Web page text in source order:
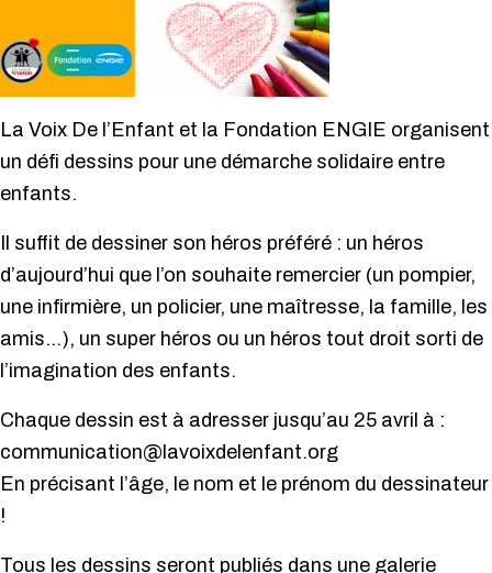
La Voix De l’Enfant et la Fondation ENGIE organisent
un défi dessins pour une démarche solidaire entre
enfants.
Il suffit de dessiner son héros préféré : un héros
d’aujourd’hui que l’on souhaite remercier (un pompier,
une infirmière, un policier, une maîtresse, la famille, les
amis…), un super héros ou un héros tout droit sorti de
l’imagination des enfants.
Chaque dessin est à adresser jusqu’au 25 avril à :
communication@lavoixdelenfant.org
En précisant l’âge, le nom et le prénom du dessinateur
!
Tous les dessins seront publiés dans une galerie